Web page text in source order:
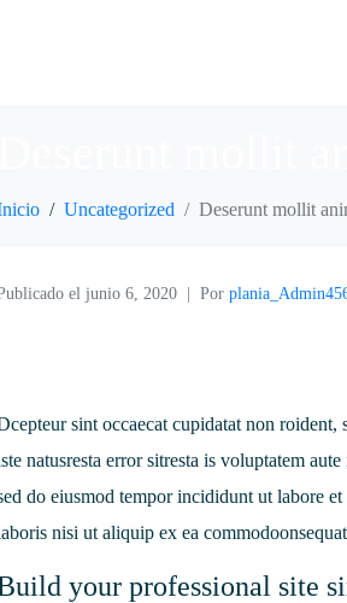
Uncategorized Deserunt mollit
el junio 6, 2020 Por
sint occaecat cupidatat non
natusresta error sitresta is voluptatem
do eiusmod tempor incididunt ut labore
nisi ut aliquip ex ea
your professional site